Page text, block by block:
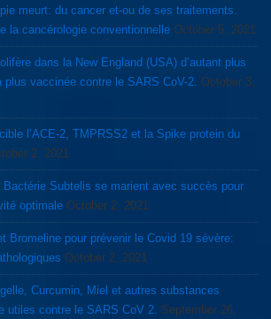
meurt: du cancer et-ou de ses traitements.
la cancérologie conventionnelle October 5, 2021
dans la New England (USA) d’autant plus
vaccinée contre le SARS CoV-2. October 3,
l’ACE-2, TMPRSS2 et la Spike protein du
2, 2021
Bactérie Subtelis se marient avec succès pour
optimale October 2, 2021
Bromeline pour prévenir le Covid 19 sévère:
October 2, 2021
Curcumin, Miel et autres substances
utiles contre le SARS CoV 2. September 26,